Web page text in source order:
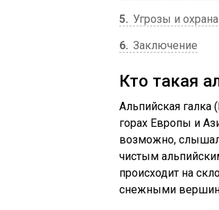
5 Угрозы и
6 Заключение
Кто такая
Альпийская галка
горах Европы и
возможно,
чистым
происходит на
снежными